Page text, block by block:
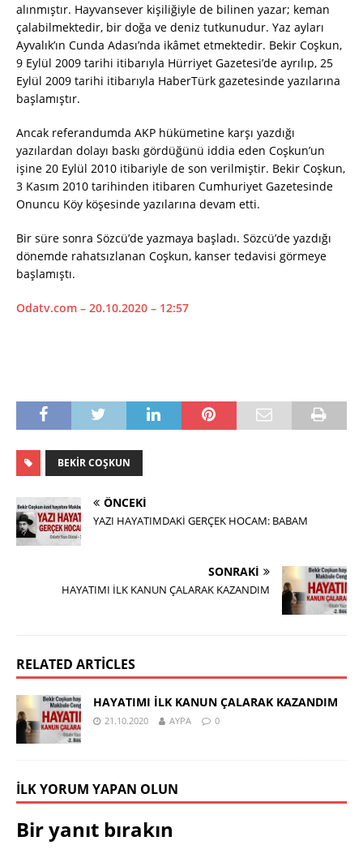
alınmıştır. Hayvansever kişiliğiyle de bilinen yazar; keman
çalabilmektedir, bir doğa ve deniz tutkunudur. Yaz ayları
Ayvalık’ın Cunda Adası’nda ikâmet etmektedir. Bekir Coşkun,
9 Eylül 2009 tarihi itibarıyla Hürriyet Gazetesi’de ayrılıp, 25
Eylül 2009 tarihi itibarıyla HaberTürk gazetesinde yazılarına
başlamıştır.
Ancak referandumda AKP hükümetine karşı yazdığı
yazılardan dolayı baskı gördüğünü iddia eden Coşkun’un
işine 20 Eylül 2010 itibariyle de son verilmiştir. Bekir Coşkun,
3 Kasım 2010 tarihinden itibaren Cumhuriyet Gazetesinde
Onuncu Köy köşesinde yazılarına devam etti.
Bir süre sonra Sözcü’de yazmaya başladı. Sözcü’de yazdığı
dönemde rahatsızlanan Coşkun, kanser tedavisi görmeye
başlamıştı.
Odatv.com – 20.10.2020 – 12:57
BEKIR COŞKUN
ÖNCEKI
YAZI HAYATIMDAKİ GERÇEK HOCAM: BABAM
SONRAKI
HAYATIMI İLK KANUN ÇALARAK KAZANDIM
RELATED ARTICLES
HAYATIMI İLK KANUN ÇALARAK KAZANDIM
21.10.2020 AYPA 0
İLK YORUM YAPAN OLUN
Bir yanıt bırakın